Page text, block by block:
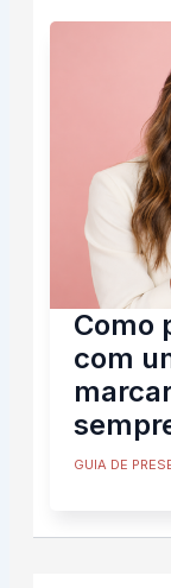
Como
com
GUIA DE